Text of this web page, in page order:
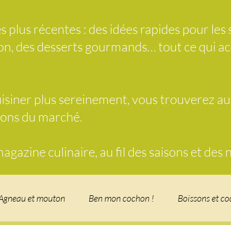
plus récentes : des idées rapides pour les
des desserts gourmands… tout ce qui
plus sereinement, vous trouverez
du marché.
culinaire, au fil des saisons et des
et mouton Ben mon cochon ! Boissons et